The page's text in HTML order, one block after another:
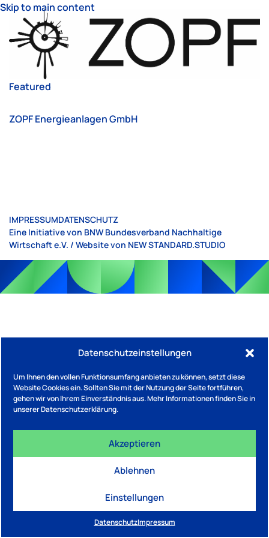
Datenschutzeinstellungen
Um Ihnen den vollen Funktionsumfang anbieten zu können, setzt diese
Website Cookies ein. Sollten Sie mit der Nutzung der Seite fortführen,
gehen wir von Ihrem Einverständnis aus. Mehr Informationen finden Sie in
unserer Datenschutzerklärung.
Akzeptieren
Ablehnen
Einstellungen
DatenschutzImpressum
Skip to main content
Featured
ZOPF Energieanlagen GmbH
IMPRESSUMDATENSCHUTZ
Eine Initiative von BNW Bundesverband Nachhaltige
Wirtschaft e.V. / Website von NEW STANDARD.STUDIO